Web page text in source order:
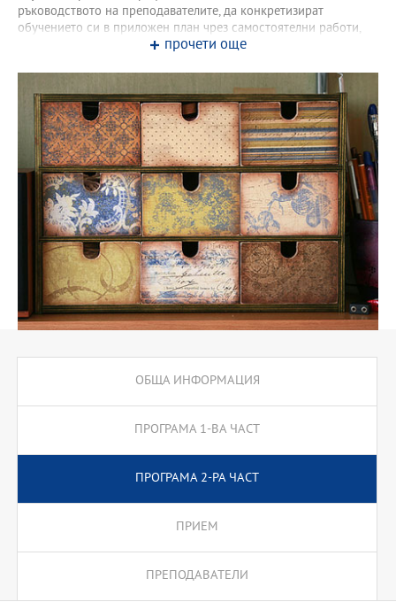
ръководството на преподавателите, да конкретизират
обучението си в приложен план чрез самостоятелни работи,
които акцентират върху ключови, актуални въпроси от
научни направления, като Микро- и Макроикономика,
Международна икономика, Основи на счетоводството и др.,
студентите изучават Въведение във финансите, Основи на
управлението и т.н.
прочети още
ОБЩА ИНФОРМАЦИЯ
ПРОГРАМА 1-ВА ЧАСТ
ПРОГРАМА 2-РА ЧАСТ
ПРИЕМ
ПРЕПОДАВАТЕЛИ